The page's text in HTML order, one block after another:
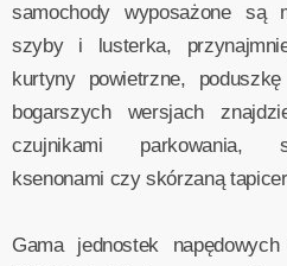
samochody wyposażone są
szyby i lusterka,
kurtyny powietrzne,
bogarszych wersjach
czujnikami parkowania,
ksenonami czy skórzaną
Gama jednostek